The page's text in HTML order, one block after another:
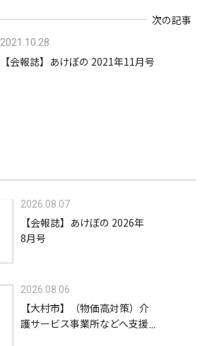
次の記事
2021.10.28
【会報誌】あけぼの 2021年11月号
2026.08.07
【会報誌】あけぼの 2026年
8月号
2026.08.06
【大村市】（物価高対策）介
護サービス事業所などへ支援